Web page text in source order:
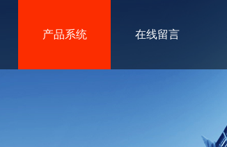
产品系统 在线留言